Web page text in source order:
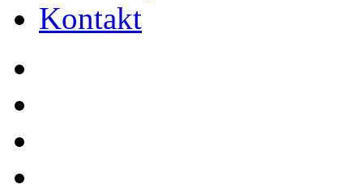
Kontakt